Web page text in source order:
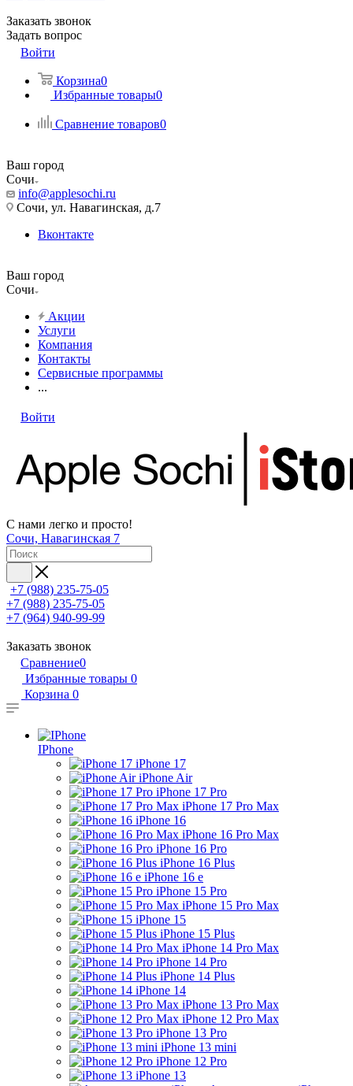
Заказать звонок
Задать вопрос
Войти
Корзина0
Избранные товары0
Сравнение товаров0
Ваш город
Сочи
info@applesochi.ru
Сочи, ул. Навагинская, д.7
Вконтакте
Ваш город
Сочи
Акции
Услуги
Компания
Контакты
Сервисные программы
...
Войти
С нами легко и просто!
Сочи, Навагинская 7
+7 (988) 235-75-05
+7 (988) 235-75-05
+7 (964) 940-99-99
Заказать звонок
Сравнение0
Избранные товары 0
Корзина 0
IPhone
iPhone 17
iPhone Air
iPhone 17 Pro
iPhone 17 Pro Max
iPhone 16
iPhone 16 Pro Max
iPhone 16 Pro
iPhone 16 Plus
iPhone 16 e
iPhone 15 Pro
iPhone 15 Pro Max
iPhone 15
iPhone 15 Plus
iPhone 14 Pro Max
iPhone 14 Pro
iPhone 14 Plus
iPhone 14
iPhone 13 Pro Max
iPhone 12 Pro Max
iPhone 13 Pro
iPhone 13 mini
iPhone 12 Pro
iPhone 13